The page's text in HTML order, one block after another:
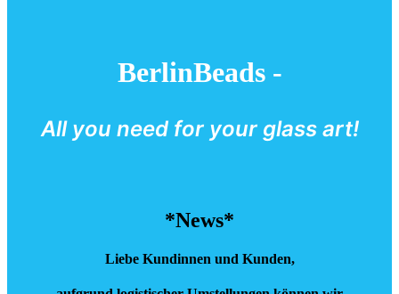
BerlinBeads -
All you need for your glass art!
*News*
Liebe Kundinnen und Kunden,